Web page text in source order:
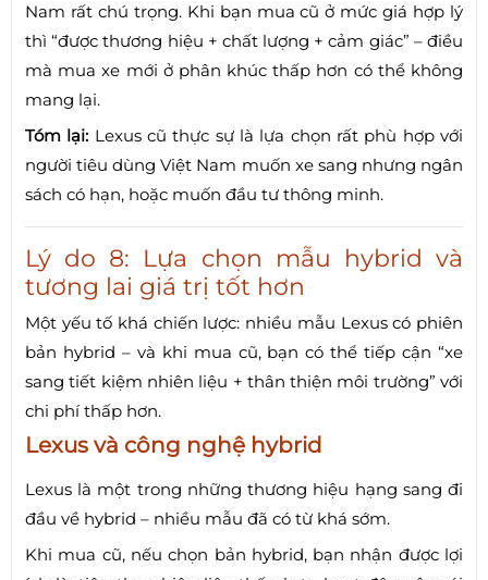
Nam rất chú trọng. Khi bạn mua cũ ở mức giá hợp lý
thì “được thương hiệu + chất lượng + cảm giác” – điều
mà mua xe mới ở phân khúc thấp hơn có thể không
mang lại.
Tóm lại: Lexus cũ thực sự là lựa chọn rất phù hợp với
người tiêu dùng Việt Nam muốn xe sang nhưng ngân
sách có hạn, hoặc muốn đầu tư thông minh.
Lý do 8: Lựa chọn mẫu hybrid và
tương lai giá trị tốt hơn
Một yếu tố khá chiến lược: nhiều mẫu Lexus có phiên
bản hybrid – và khi mua cũ, bạn có thể tiếp cận “xe
sang tiết kiệm nhiên liệu + thân thiện môi trường” với
chi phí thấp hơn.
Lexus và công nghệ hybrid
Lexus là một trong những thương hiệu hạng sang đi
đầu về hybrid – nhiều mẫu đã có từ khá sớm.
Khi mua cũ, nếu chọn bản hybrid, bạn nhận được lợi